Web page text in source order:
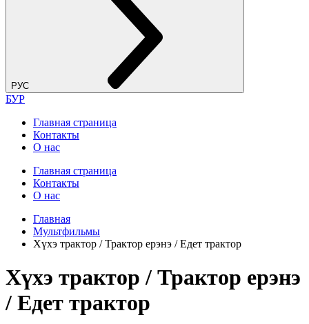
РУС
БУР
Главная страница
Контакты
О нас
Главная страница
Контакты
О нас
Главная
Мультфильмы
Хүхэ трактор / Трактор ерэнэ / Едет трактор
Хүхэ трактор / Трактор ерэнэ
/ Едет трактор